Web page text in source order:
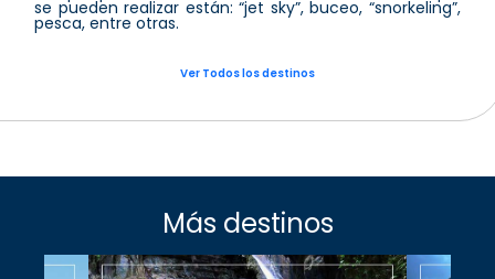
se pueden realizar están: “jet sky”, buceo, “snorkeling”,
pesca, entre otras.
Ver Todos los destinos
Más destinos